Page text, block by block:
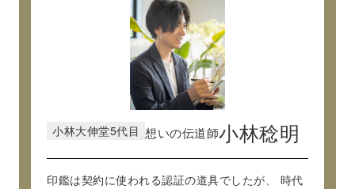
小林大伸堂5代目 想いの伝道師小林稔明
印鑑は契約に使われる認証の道具でしたが、
時代